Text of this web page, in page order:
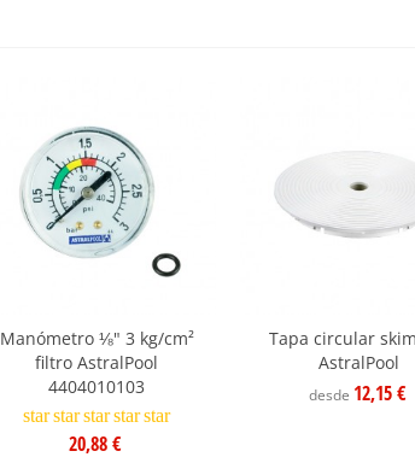
Manómetro ⅛" 3 kg/cm²
filtro AstralPool
4404010103
starstarstarstarstar
20,88 €
Tapa circular
AstralPool
desde 12,15 €